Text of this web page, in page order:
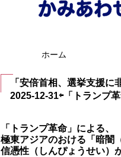
ホーム
「安倍首相、選挙支援に
2025-12-31⇦「トランプ
「トランプ革命」による、
極東アジアのおける「暗闇
信憑性（しんぴょうせい）